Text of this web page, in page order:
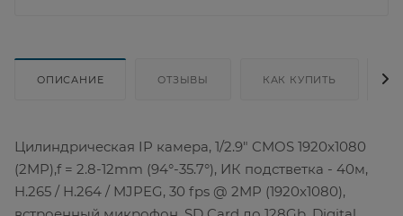
ОПИСАНИЕ ОТЗЫВЫ КАК КУПИТЬ
Цилиндрическая IP камера, 1/2.9" CMOS 1920x1080
(2MP),f = 2.8-12mm (94°-35.7°), ИК подстветка - 40м,
H.265 / H.264 / MJPEG, 30 fps @ 2MP (1920x1080),